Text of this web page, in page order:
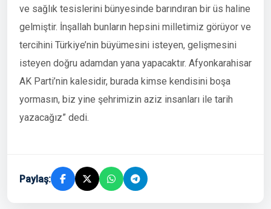
ve sağlık tesislerini bünyesinde barındıran bir üs haline
gelmiştir. İnşallah bunların hepsini milletimiz görüyor ve
tercihini Türkiye’nin büyümesini isteyen, gelişmesini
isteyen doğru adamdan yana yapacaktır. Afyonkarahisar
AK Parti’nin kalesidir, burada kimse kendisini boşa
yormasın, biz yine şehrimizin aziz insanları ile tarih
yazacağız” dedi.
Paylaş: